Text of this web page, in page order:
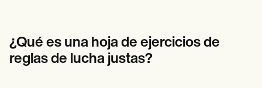
Training Hub
Webinars
Switch to Carepatron
¿Qué es una hoja de ejercicios de
reglas de lucha justas?